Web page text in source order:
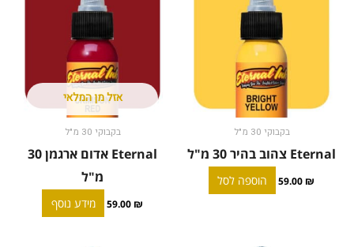
בקבוקי 30 מ"ל
Eternal צהוב בהיר 30 מ"ל
59.00 ₪ הוספה לסל
אזל מן המלאי
בקבוקי 30 מ"ל
Eternal אדום ארגמן 30
מ"ל
59.00 ₪ מידע נוסף